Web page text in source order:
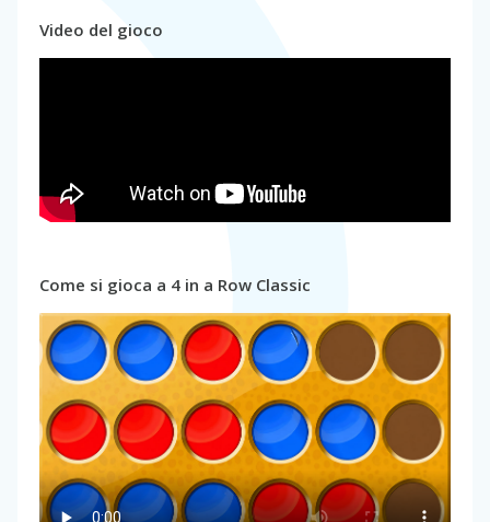
Video del gioco
Come si gioca a 4 in a Row Classic